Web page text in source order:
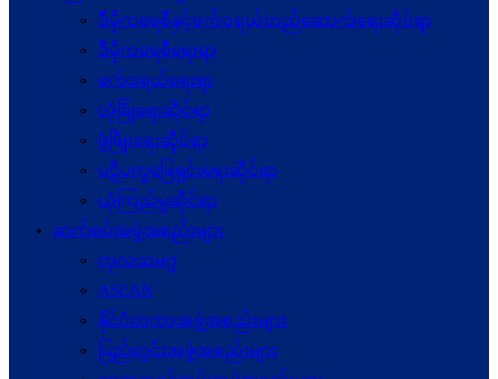
ဒီမိုကရေစီနှင့်ဖက်ဒရယ်တည်ဆောက်ရေးဆိုင်ရာ
ဒီမိုကရေစီရေးရာ
ဖက်ဒရယ်ရေးရာ
လုံခြုံရေးဆိုင်ရာ
ဖွံဖြိုးရေးဆိုင်ရာ
ပဋိပက္ခ‌ဖြေရှင်းရေးဆိုင်ရာ
ယုံကြည်မှုဆိုင်ရာ
ဆက်စပ်အဖွဲ့အစည်းများ
ကုလသမဂ္ဂ
ASEAN
နိုင်ငံတကာအဖွဲ့အစည်းများ
ပြည်တွင်းအဖွဲ့အစည်းများ